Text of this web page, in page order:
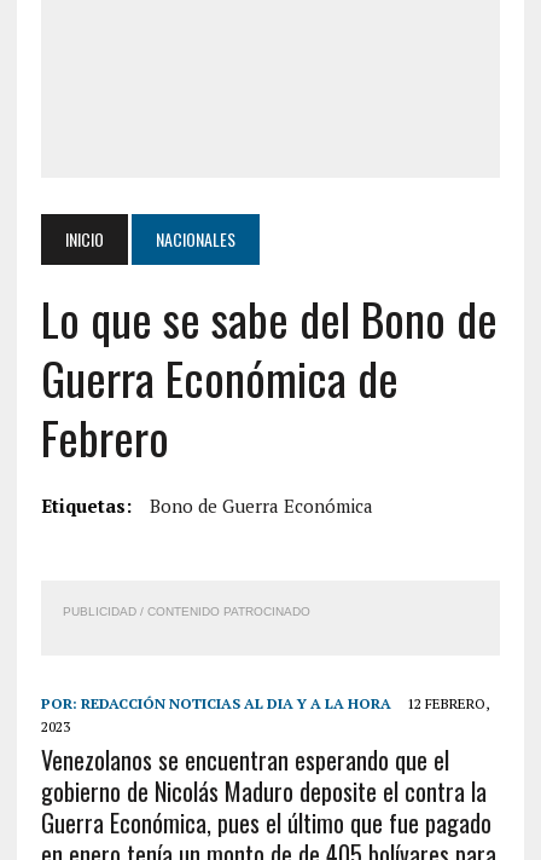
INICIO NACIONALES
Lo que se sabe del Bono de
Guerra Económica de
Febrero
Etiquetas: Bono de Guerra Económica
PUBLICIDAD / CONTENIDO PATROCINADO
POR: REDACCIÓN NOTICIAS AL DIA Y A LA HORA
12 FEBRERO,
2023
Venezolanos se encuentran esperando que el
gobierno de Nicolás Maduro deposite el contra la
Guerra Económica, pues el último que fue pagado